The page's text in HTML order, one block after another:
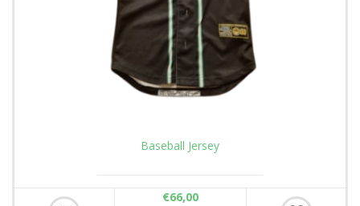
Baseball Jersey
€66,00